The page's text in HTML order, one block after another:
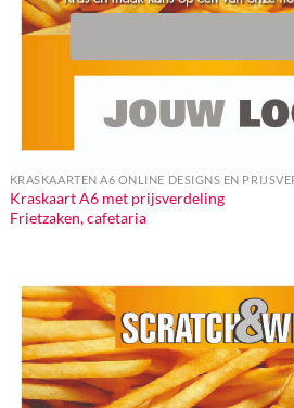
KRASKAARTEN A6 ONLINE DESIGNS EN
Kraskaart A6 met prijsverdeling
Frietzaken, cafetaria